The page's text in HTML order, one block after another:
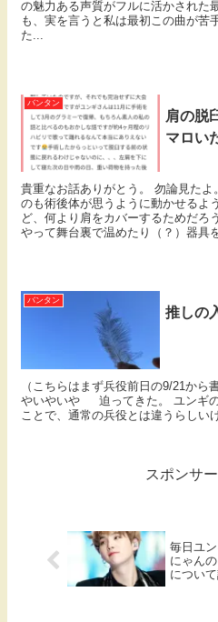
の魅力ある声質がフルに活かさ
も、実を言うと私は最初この曲が
た...
バンタン
肩の脱
マロい
貴重なお話ありがとう。 勿論見た
のも術後体が思うように動かせるよ
ど、何より肩をカバーするためだろ
やって舞台裏で温めたり（？）器具
バンタン
推しの
（こちらはまず兵役前日の9/21か
やいやいや 迫ってきた。 ユンギ
ことで、通常の兵役とは違うらしい
スポンサ
毎日ユ
にゃん
につい